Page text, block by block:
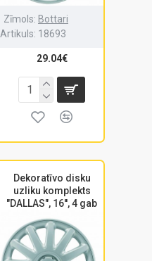
Zīmols: Bottari
Artikuls: 18693
29.04€
Dekoratīvo disku
uzliku komplekts
"DALLAS", 16'', 4 gab